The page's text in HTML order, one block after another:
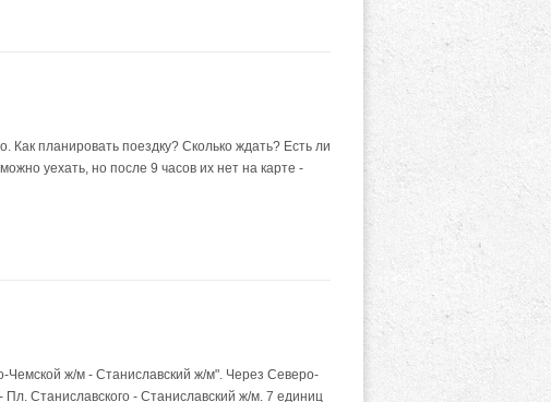
Как планировать поездку? Сколько ждать? Есть ли
уехать, но после 9 часов их нет на карте -
ж/м - Станиславский ж/м". Через Северо-
Станиславского - Станиславский ж/м. 7 единиц